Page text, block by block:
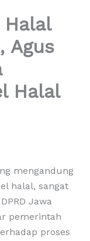
Halal
Agus
Halal
mengandung
halal, sangat
Jawa
pemerintah
proses